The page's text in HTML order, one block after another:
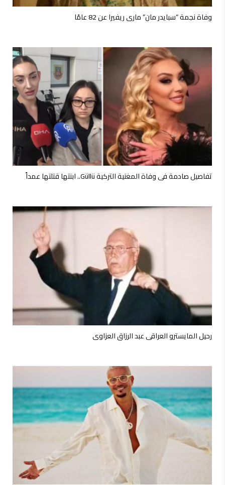
وفاة نجمة “سبايدر مان” ماري ريفيرا عن 82 عامًا
تفاصيل صادمة في وفاة المغنية التركية Güllü.. ابنتها قتلتها عمداً
رحيل المايسترو العراقي عبد الرزاق العزاوي